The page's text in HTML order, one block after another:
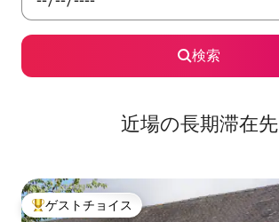
検索
近場の長期滞在先
大好評のゲストチョイスです。
ゲストチョイス